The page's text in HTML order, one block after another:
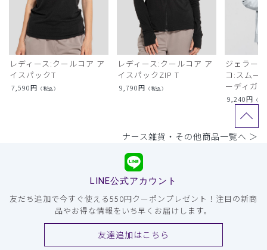
レディース:クールコア ア
イスパックT
7,590円 （税込）
レディース:クールコア ア
イスパックZIP T
9,790円 （税込）
ジェラー
コ:スムー
ーディガン
9,240円 （税
ナース雑貨・その他商品一覧へ ＞
LINE公式アカウント
友だち追加で今すぐ使える550円クーポンプレゼント！注目の新商
品やお得な情報をいち早くお届けします。
友達追加はこちら